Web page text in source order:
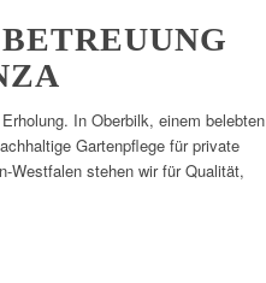
In Oberbilk, einem belebten
Gartenpflege für private
Westfalen stehen wir für Qualität,